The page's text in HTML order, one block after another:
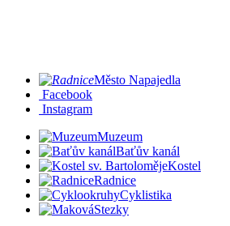
Město Napajedla
Facebook
Instagram
Muzeum
Baťův kanál
Kostel
Radnice
Cyklistika
Stezky